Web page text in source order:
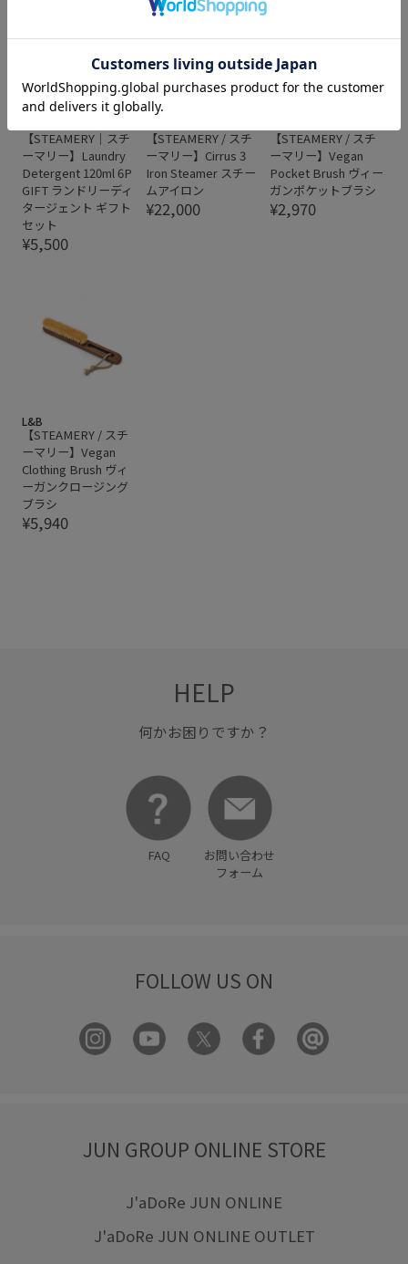
【STEAMERY｜スチ
ーマリー】Laundry
Detergent 120ml 6P
GIFT ランドリーディ
タージェント ギフト
セット
¥5,500
【STEAMERY / スチ
ーマリー】Cirrus 3
Iron Steamer スチー
ムアイロン
¥22,000
【STEAMERY / スチ
ーマリー】Vegan
Pocket Brush ヴィー
ガンポケットブラシ
¥2,970
L&B
【STEAMERY / スチ
ーマリー】Vegan
Clothing Brush ヴィ
ーガンクロージング
ブラシ
¥5,940
HELP
何かお困りですか？
FAQ
お問い合わせ
フォーム
FOLLOW US ON
JUN GROUP ONLINE STORE
J'aDoRe JUN ONLINE
J'aDoRe JUN ONLINE OUTLET